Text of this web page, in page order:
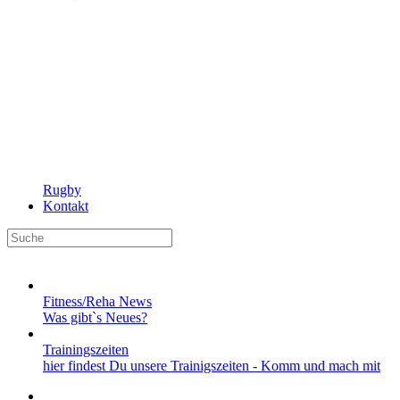
Rugby
Kontakt
Fitness/Reha News
Was gibt`s Neues?
Trainingszeiten
hier findest Du unsere Trainigszeiten - Komm und mach mit